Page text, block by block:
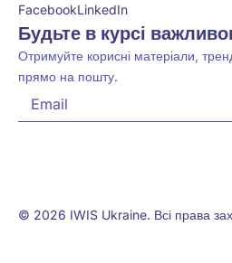
FacebookLinkedIn
Будьте в курсі
Отримуйте корисні матеріали,
прямо на пошту.
© 2026 IWIS Ukraine. Всі права